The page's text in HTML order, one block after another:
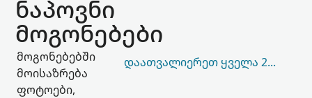
ნაპოვნი
მოგონებები
მოგონებებში
მოისაზრება
ფოტოები,
ᲓᲐᲐᲗᲕᲐᲚᲘᲔᲠᲔᲗ ᲧᲕᲔᲚᲐ 233